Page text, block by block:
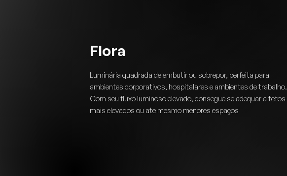
Flora
Luminária quadrada de embutir ou sobrepor, perfeita para
ambientes corporativos, hospitalares e ambientes de trabalho.
Com seu fluxo luminoso elevado, consegue se adequar a tetos
mais elevados ou ate mesmo menores espaços